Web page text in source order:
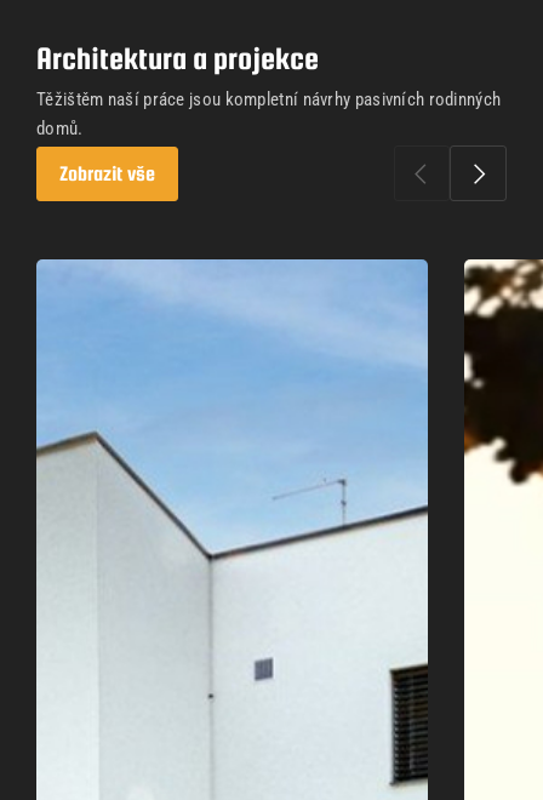
Architektura a projekce
Těžištěm naší práce jsou kompletní návrhy pasivních rodinných
domů.
Zobrazit vše